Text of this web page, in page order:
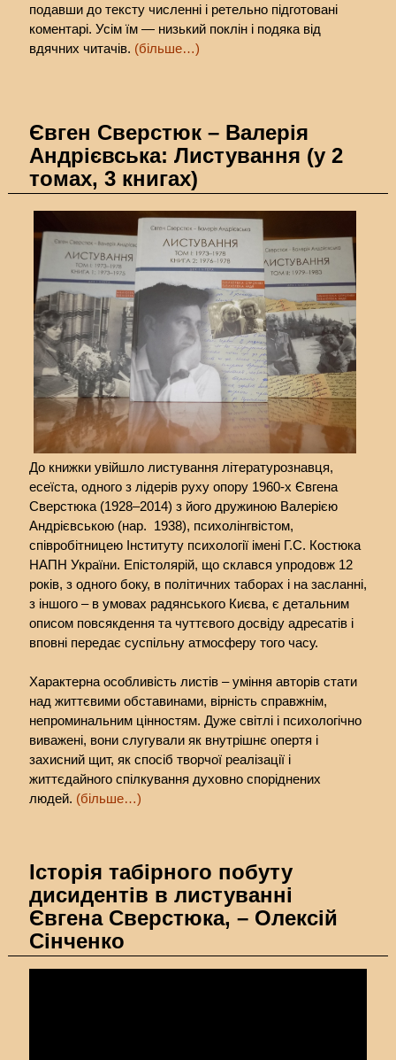
подавши до тексту численні і ретельно підготовані
коментарі. Усім їм — низький поклін і подяка від
вдячних читачів. (більше…)
Євген Сверстюк – Валерія
Андрієвська: Листування (у 2
томах, 3 книгах)
До книжки увійшло листування літературознавця,
есеїста, одного з лідерів руху опору 1960-х Євгена
Сверстюка (1928–2014) з його дружиною Валерією
Андрієвською (нар. 1938), психолінгвістом,
співробітницею Інституту психології імені Г.С. Костюка
НАПН України. Епістолярій, що склався упродовж 12
років, з одного боку, в політичних таборах і на засланні,
з іншого – в умовах радянського Києва, є детальним
описом повсякдення та чуттєвого досвіду адресатів і
вповні передає суспільну атмосферу того часу.
Характерна особливість листів – уміння авторів стати
над життєвими обставинами, вірність справжнім,
непроминальним цінностям. Дуже світлі і психологічно
виважені, вони слугували як внутрішнє опертя і
захисний щит, як спосіб творчої реалізації і
життєдайного спілкування духовно споріднених
людей. (більше…)
Історія табірного побуту
дисидентів в листуванні
Євгена Сверстюка, – Олексій
Сінченко